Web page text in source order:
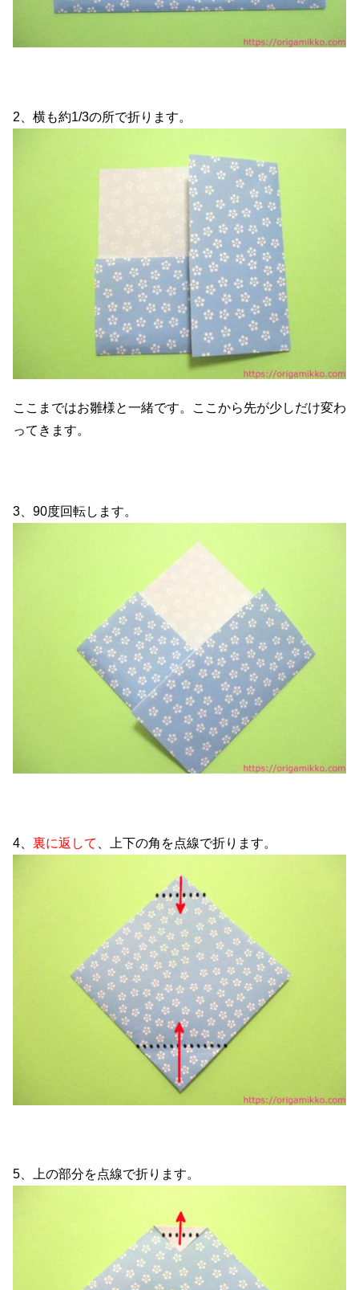
2、横も約1/3の所で折ります。
ここまではお雛様と一緒です。ここから先が少しだけ変わ
ってきます。
3、90度回転します。
4、 裏に返して 、上下の角を点線で折ります。
5、上の部分を点線で折ります。